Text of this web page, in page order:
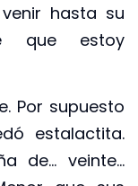
hasta su
que estoy
Por supuesto
estalactita.
de… veinte…